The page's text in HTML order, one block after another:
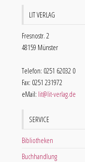
LIT VERLAG
Fresnostr. 2
48159 Münster
Telefon: 0251 62032 0
Fax: 0251 231972
eMail: lit@lit-verlag.de
SERVICE
Bibliotheken
Buchhandlung